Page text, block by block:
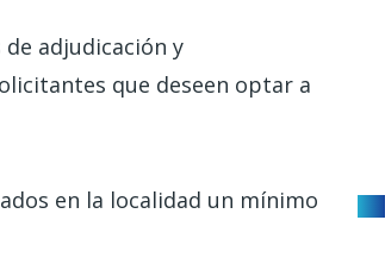
adjudicación y
que deseen optar a
en la localidad un mínimo